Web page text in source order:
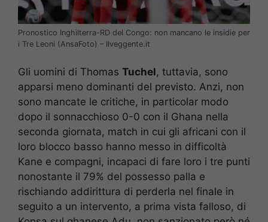
Pronostico Inghilterra-RD del Congo: non mancano le insidie per
i Tre Leoni (AnsaFoto) – Ilveggente.it
Gli uomini di Thomas Tuchel, tuttavia, sono
apparsi meno dominanti del previsto. Anzi, non
sono mancate le critiche, in particolar modo
dopo il sonnacchioso 0-0 con il Ghana nella
seconda giornata, match in cui gli africani con il
loro blocco basso hanno messo in difficoltà
Kane e compagni, incapaci di fare loro i tre punti
nonostante il 79% del possesso palla e
rischiando addirittura di perderla nel finale in
seguito a un intervento, a prima vista falloso, di